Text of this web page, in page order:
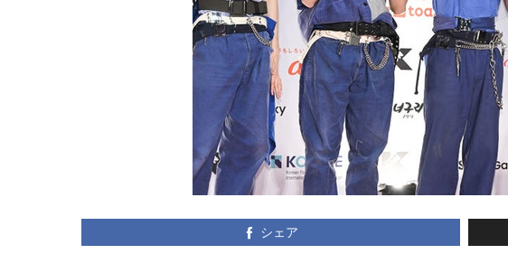
シェア